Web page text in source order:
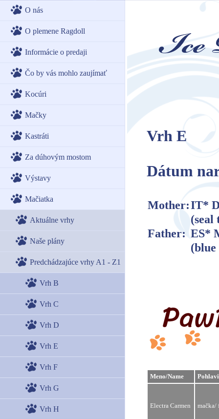
O nás
O plemene Ragdoll
Informácie o predaji
Čo by vás mohlo zaujímať
Kocúri
Mačky
Kastráti
Za dúhovým mostom
Výstavy
Mačiatka
Aktuálne vrhy
Naše plány
Predchádzajúce vrhy A1 - Z1
Vrh B
Vrh C
Vrh D
Vrh E
Vrh F
Vrh G
Vrh H
Vrh E
Dátum
Mother:IT*
Father: ES*
Meno/Name
Electra Carmen mačka/